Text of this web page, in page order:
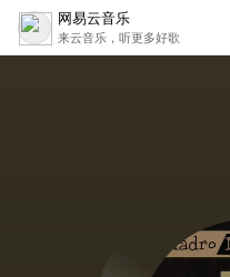
网易云音乐
来云音乐，听更多好歌